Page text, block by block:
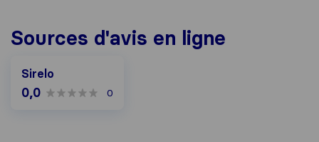
Sources d'avis en ligne
Sirelo
0,0 0